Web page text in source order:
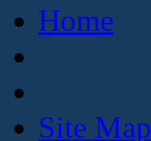
Home
Site Map